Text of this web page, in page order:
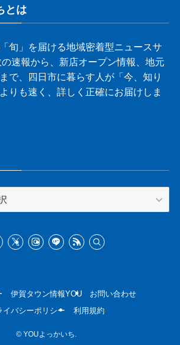
とは
旬」を届ける地域密着型ニュースサ
速報から、新店オープン情報、地元
で、四日市に暮らす人が「今、知り
りも速く、詳しく正確にお届けしま
伊賀タウン情報YOU
お問い合わせ
イバシーポリシー
利用規約
©YOUよっかいち.